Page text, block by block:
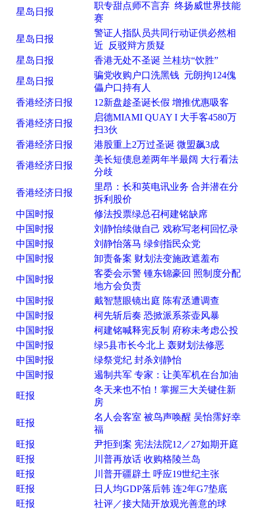
星岛日报
职专甜点师不言弃 终扬威世界技能
赛
星岛日报
警证人指队员共同行动证供必然相
近 反驳辩方质疑
星岛日报
香港无处不圣诞 兰桂坊“饮胜”
星岛日报
骗党收购户口洗黑钱 元朗拘124傀
儡户口持有人
香港经济日报
12新盘趁圣诞长假 增推优惠吸客
香港经济日报
启德MIAMI QUAY I 大手客4580万
扫3伙
香港经济日报
港股重上2万过圣诞 微盟飙3成
香港经济日报
美长短债息差两年半最阔 大行看法
分歧
香港经济日报
里昂：长和英电讯业务 合并潜在分
拆利股价
中国时报
修法投票绿总召柯建铭缺席
中国时报
刘静怡续做自己 戏称写老柯回忆录
中国时报
刘静怡落马 绿剑指民众党
中国时报
卸责备案 财划法变施政遮羞布
中国时报
客委会示警 锺东锦豪回 照制度分配
地方会负责
中国时报
戴智慧眼镜出庭 陈宥丞遭调查
中国时报
柯先斩后奏 恐掀派系茶壶风暴
中国时报
柯建铭喊释宪反制 府称未考虑公投
中国时报
绿5县市长今北上 轰财划法修恶
中国时报
绿祭党纪 封杀刘静怡
中国时报
遏制共军 专家：让美军机在台加油
旺报
冬天来也不怕！掌握三大关键住新
房
旺报
名人会客室 被鸟声唤醒 吴怡霈好幸
福
旺报
尹拒到案 宪法法院12／27如期开庭
旺报
川普再放话 收购格陵兰岛
旺报
川普开疆辟土 呼应19世纪主张
旺报
日人均GDP落后韩 连2年G7垫底
旺报
社评／接大陆开放观光善意的球